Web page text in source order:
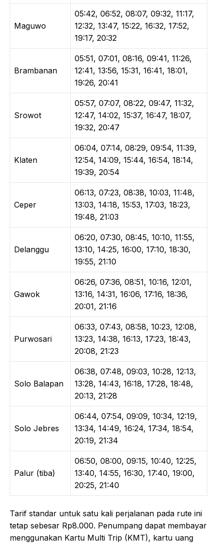
Maguwo
05:42, 06:52, 08:07, 09:32, 11:17,
12:32, 13:47, 15:22, 16:32, 17:52,
19:17, 20:32
Brambanan
05:51, 07:01, 08:16, 09:41, 11:26,
12:41, 13:56, 15:31, 16:41, 18:01,
19:26, 20:41
Srowot
05:57, 07:07, 08:22, 09:47, 11:32,
12:47, 14:02, 15:37, 16:47, 18:07,
19:32, 20:47
Klaten
06:04, 07:14, 08:29, 09:54, 11:39,
12:54, 14:09, 15:44, 16:54, 18:14,
19:39, 20:54
Ceper
06:13, 07:23, 08:38, 10:03, 11:48,
13:03, 14:18, 15:53, 17:03, 18:23,
19:48, 21:03
Delanggu
06:20, 07:30, 08:45, 10:10, 11:55,
13:10, 14:25, 16:00, 17:10, 18:30,
19:55, 21:10
Gawok
06:26, 07:36, 08:51, 10:16, 12:01,
13:16, 14:31, 16:06, 17:16, 18:36,
20:01, 21:16
Purwosari
06:33, 07:43, 08:58, 10:23, 12:08,
13:23, 14:38, 16:13, 17:23, 18:43,
20:08, 21:23
Solo Balapan
06:38, 07:48, 09:03, 10:28, 12:13,
13:28, 14:43, 16:18, 17:28, 18:48,
20:13, 21:28
Solo Jebres
06:44, 07:54, 09:09, 10:34, 12:19,
13:34, 14:49, 16:24, 17:34, 18:54,
20:19, 21:34
Palur (tiba)
06:50, 08:00, 09:15, 10:40, 12:25,
13:40, 14:55, 16:30, 17:40, 19:00,
20:25, 21:40
Tarif standar untuk satu kali perjalanan pada rute ini
tetap sebesar Rp8.000. Penumpang dapat membayar
menggunakan Kartu Multi Trip (KMT), kartu uang